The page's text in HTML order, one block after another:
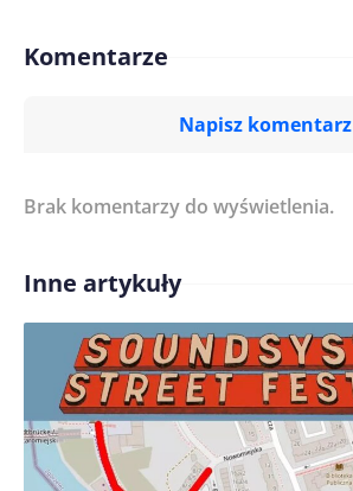
Komentarze
Napisz komentarz
Treść komentarza*
Imię/ Nick*
Brak komentarzy do wyświetlenia.
Inne artykuły